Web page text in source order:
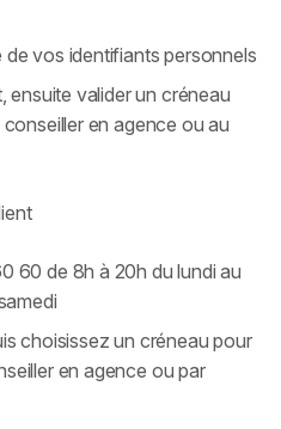
vos identifiants personnels
ensuite valider un créneau
en agence ou au
60 de 8h à 20h du lundi au
choisissez un créneau pour
en agence ou par